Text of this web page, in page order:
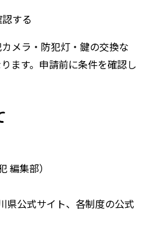
する
メラ・防犯灯・鍵の交換な
ます。申請前に条件を確認し
編集部）
県公式サイト、各制度の公式